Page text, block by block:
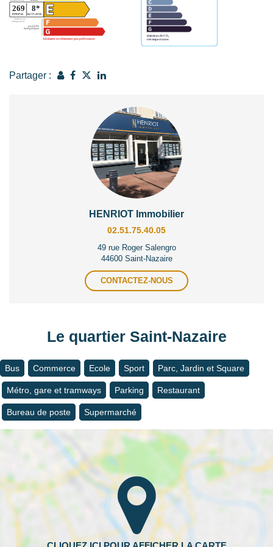
Partager :
HENRIOT Immobilier
02.51.75.40.05
49 rue Roger Salengro
44600 Saint-Nazaire
CONTACTEZ-NOUS
Le quartier Saint-Nazaire
Bus Commerce Ecole Sport Parc, Jardin et Square
Métro, gare et tramways Parking Restaurant
Bureau de poste Supermarché